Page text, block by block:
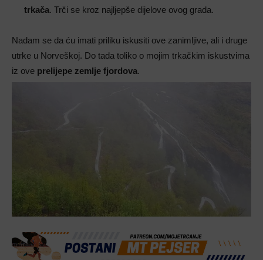
trkača. Trči se kroz najljepše dijelove ovog grada.
Nadam se da ću imati priliku iskusiti ove zanimljive, ali i druge
utrke u Norveškoj. Do tada toliko o mojim trkačkim iskustvima
iz ove prelijepe zemlje fjordova.